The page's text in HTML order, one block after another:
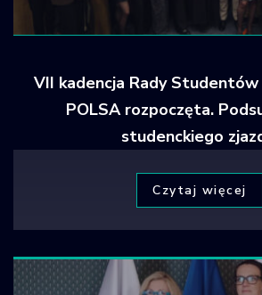
VII kadencja Rady
POLSA rozpoczęta.
studenckiego
Czytaj więcej